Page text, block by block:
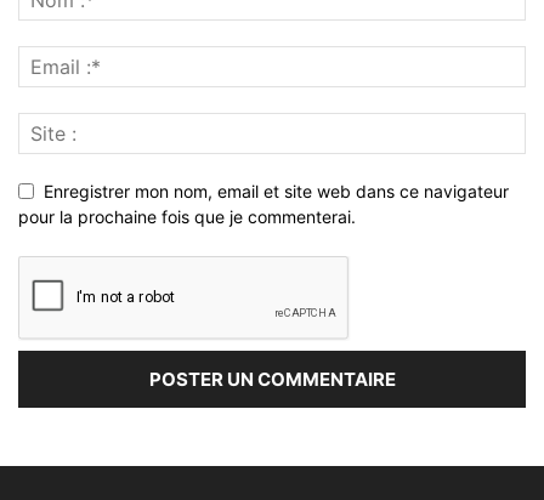
Enregistrer mon nom, email et site web dans ce navigateur
pour la prochaine fois que je commenterai.